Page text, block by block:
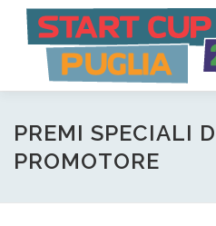
Passa
contenuto
a
COME FUNZIONA
PREMI SPECIALI
PROMOTORE